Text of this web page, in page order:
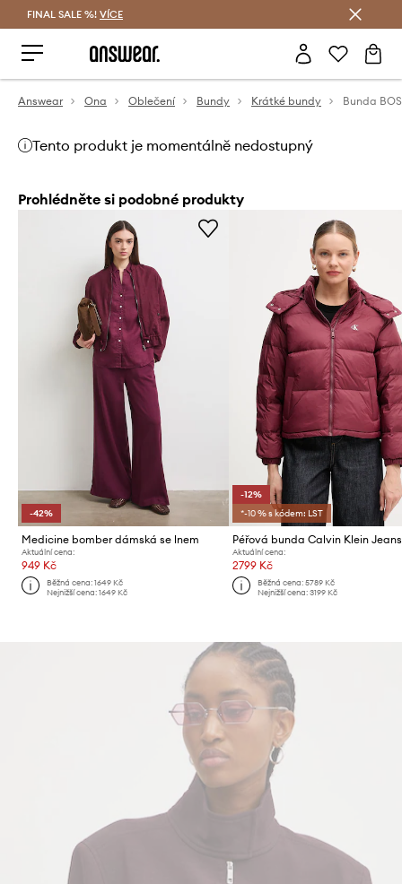
FINAL SALE %! VÍCE
Answear Ona Oblečení Bundy Krátké bundy Bunda
Tento produkt je momentálně nedostupný
Prohlédněte si podobné produkty
-42%
Medicine bomber dámská se lnem
Aktuální cena:
949 Kč
Běžná cena:1649 Kč
Nejnižší cena:1649 Kč
-12%
*-10 % s kódem: LST
Péřová bunda Calvin Klein Jeans
Aktuální cena:
2799 Kč
Běžná cena: 5789 Kč
Nejnižší cena: 3199 Kč